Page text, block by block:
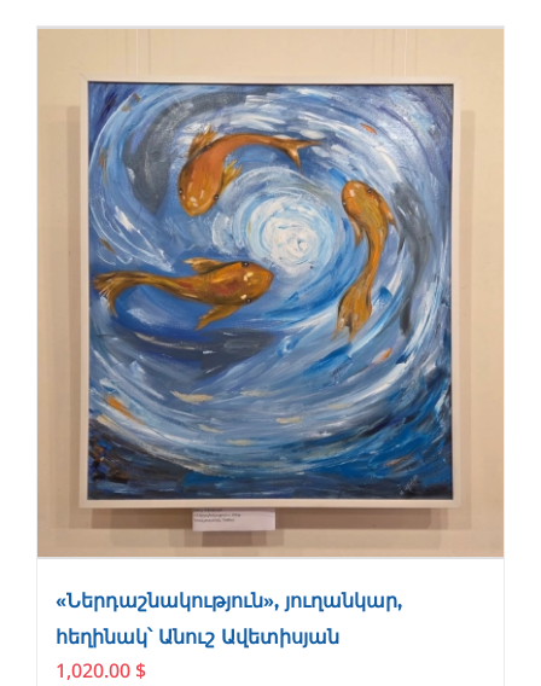
«Ներդաշնակություն», յուղանկար,
հեղինակ՝ Անուշ Ավետիսյան
1,020.00 $